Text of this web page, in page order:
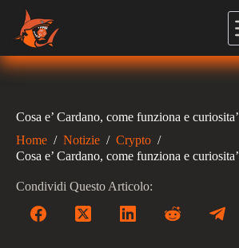
contenuto
Cosa e’ Cardano, come funziona e curiosita’
Home / Notizie / Crypto /
Cosa e’ Cardano, come funziona e curiosita’
Condividi Questo Articolo: